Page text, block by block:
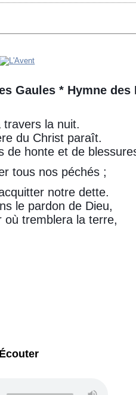
Gaules * Hymne des
travers la nuit.
du Christ paraît.
de honte et de
tous nos péchés ;
notre dette.
le pardon de Dieu,
où tremblera la terre,
Écouter